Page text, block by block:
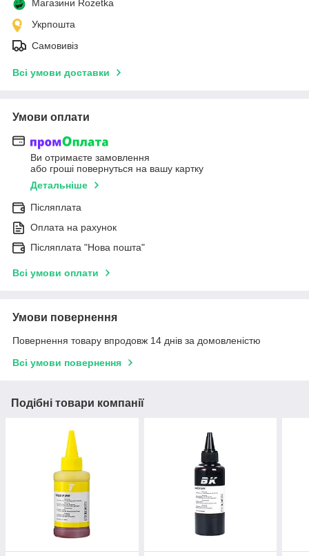
Магазини Rozetka
Укрпошта
Самовивіз
Всі умови доставки
Умови оплати
Ви отримаєте замовлення
або гроші повернуться на вашу картку
Детальніше
Післяплата
Оплата на рахунок
Післяплата "Нова пошта"
Всі умови оплати
Умови повернення
Повернення товару впродовж 14 днів за домовленістю
Всі умови повернення
Подібні товари компанії